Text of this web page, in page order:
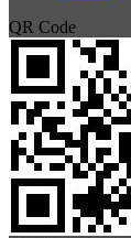
QR Code